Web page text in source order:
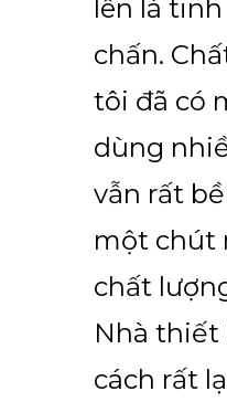
lên là
chấn.
tôi đã có
dùng
vẫn rất
một chút
chất
Nhà thiết
cách rất